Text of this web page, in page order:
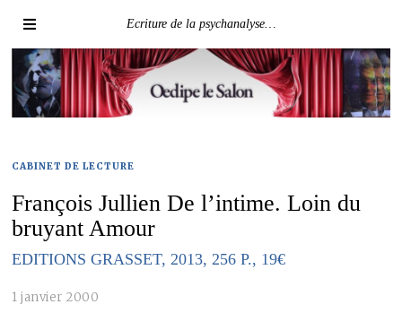
Ecriture de la psychanalyse…
CABINET DE LECTURE
François Jullien De l’intime. Loin du
bruyant Amour
EDITIONS GRASSET, 2013, 256 P., 19€
1 janvier 2000